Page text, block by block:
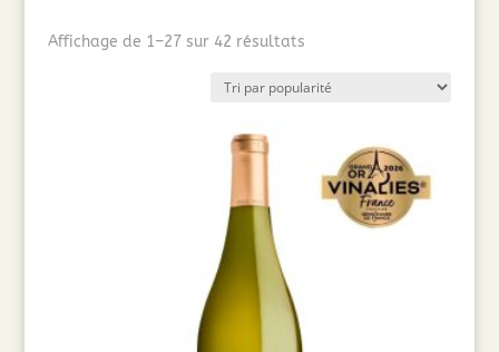
Affichage de 1–27 sur 42 résultatsTrié